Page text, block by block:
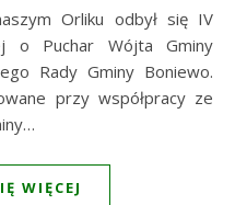
o Puchar Wójta Gminy
Rady Gminy Boniewo.
przy współpracy ze
WIĘCEJ